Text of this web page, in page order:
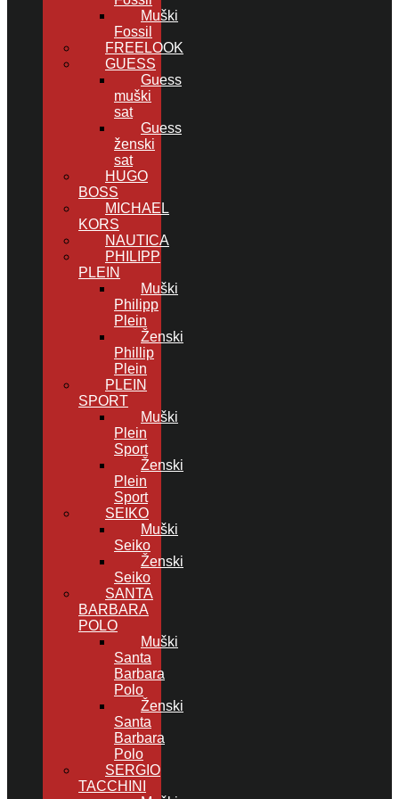
Muški
Fossil
FREELOOK
GUESS
Guess
muški
sat
Guess
ženski
sat
HUGO
BOSS
MICHAEL
KORS
NAUTICA
PHILIPP
PLEIN
Muški
Philipp
Plein
Ženski
Phillip
Plein
PLEIN
SPORT
Muški
Plein
Sport
Ženski
Plein
Sport
SEIKO
Muški
Seiko
Ženski
Seiko
SANTA
BARBARA
POLO
Muški
Santa
Barbara
Polo
Ženski
Santa
Barbara
Polo
SERGIO
TACCHINI